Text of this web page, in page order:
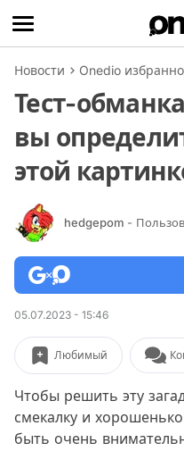
Новости Onedio
Тест-
вы
этой
hedgepom -
05.07.2023 - 15:46
Любимый
Чтобы решить эту
смекалку и
быть очень